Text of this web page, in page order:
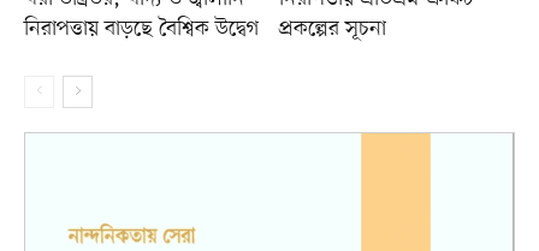
নিরাপত্তায় বাড়ছে বৈশ্বিক উদ্বেগ
প্রকল্পের সূচনা